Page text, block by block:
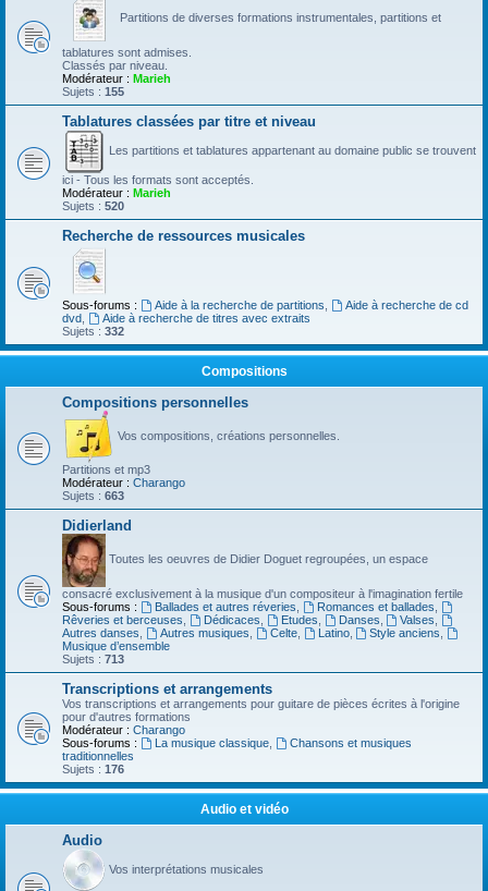
Partitions de diverses formations instrumentales, partitions et
tablatures sont admises.
Classés par niveau.
Modérateur : Marieh
Sujets : 155
Tablatures classées par titre et niveau
Les partitions et tablatures appartenant au domaine public se trouvent
ici - Tous les formats sont acceptés.
Modérateur : Marieh
Sujets : 520
Recherche de ressources musicales
Sous-forums : Aide à la recherche de partitions
Aide à recherche de cd
dvd
Aide à recherche de titres avec extraits
Sujets : 332
Compositions
Compositions personnelles
Vos compositions, créations personnelles.
Partitions et mp3
Modérateur : Charango
Sujets : 663
Didierland
Toutes les oeuvres de Didier Doguet regroupées, un espace
consacré exclusivement à la musique d'un compositeur à l'imagination fertile
Sous-forums :
Ballades et autres réveries Romances et ballades
Rêveries et berceuses
Dédicaces Etudes Danses Valses
Autres danses
Autres musiques Celte, Latino, Style anciens
Musique d’ensemble
Sujets : 713
Transcriptions et arrangements
Vos transcriptions et arrangements pour guitare de pièces écrites à l'origine
pour d'autres formations
Modérateur : Charango
Sous-forums :
La musique classique,
Chansons et musiques
traditionnelles
Sujets : 176
Audio et vidéo
Audio
Vos interprétations musicales